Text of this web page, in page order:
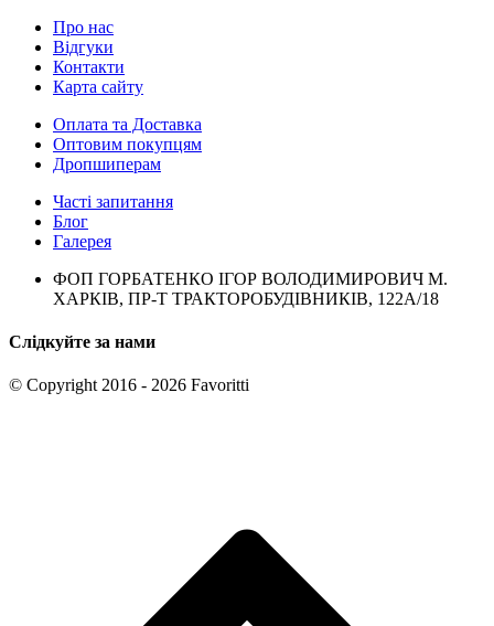
Про нас
Відгуки
Контакти
Карта сайту
Оплата та Доставка
Оптовим покупцям
Дропшиперам
Часті запитання
Блог
Галерея
ФОП ГОРБАТЕНКО ІГОР ВОЛОДИМИРОВИЧ М.
ХАРКІВ, ПР-Т ТРАКТОРОБУДІВНИКІВ, 122А/18
Слідкуйте за нами
© Copyright 2016 - 2026 Favoritti